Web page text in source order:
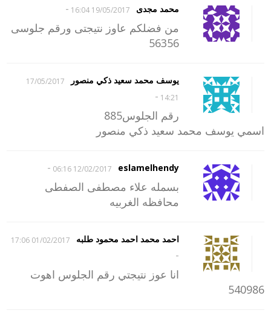
محمد مجدى 19/05/2017 16:04
-
من فضلكم عاوز نتيجتى ورقم جلوسى
56356
يوسف محمد سعيد ذكي منصور
17/05/2017
14:21
-
رقم الجلوس885
اسمي يوسف محمد سعيد ذكي منصور
eslamelhendy
12/02/2017 06:16
-
بسمله علاء مصطفى الصفطى
محافظه الغربيه
احمد محمد احمد محمود طلبه 01/02/2017 17:06
-
انا عوز نتيجتي رقم الجلوس اهوت
540986